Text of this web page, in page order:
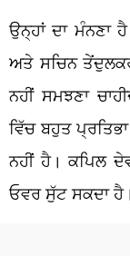
ਉਨ੍ਹਾਂ ਦਾ ਮੰਨਣਾ
ਅਤੇ ਸਚਿਨ
ਨਹੀਂ ਸਮਝਣਾ
ਵਿੱਚ ਬਹੁਤ
ਨਹੀਂ ਹੈ। ਕਪਿਲ
ਓਵਰ ਸੁੱਟ ਸਕਦਾ ਹੈ।